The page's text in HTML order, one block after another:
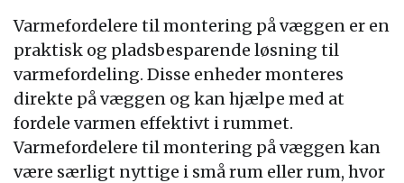
Varmefordelere til montering på væggen er en
praktisk og pladsbesparende løsning til
varmefordeling. Disse enheder monteres
direkte på væggen og kan hjælpe med at
fordele varmen effektivt i rummet.
Varmefordelere til montering på væggen kan
være særligt nyttige i små rum eller rum, hvor